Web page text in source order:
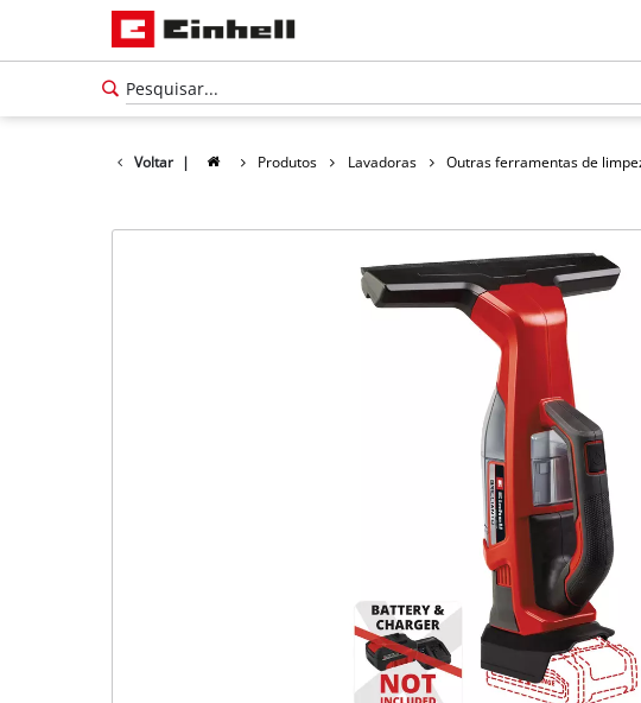
Voltar | Produtos Lavadoras Outras ferramentas de